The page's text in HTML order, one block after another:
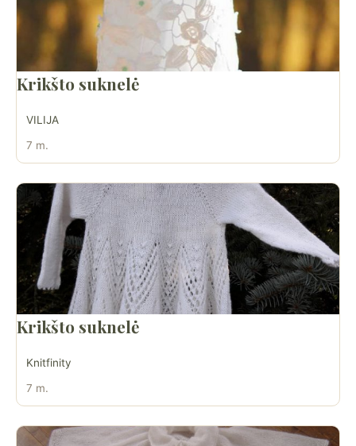
Krikšto suknelė
VILIJA
7 m.
Krikšto suknelė
Knitfinity
7 m.